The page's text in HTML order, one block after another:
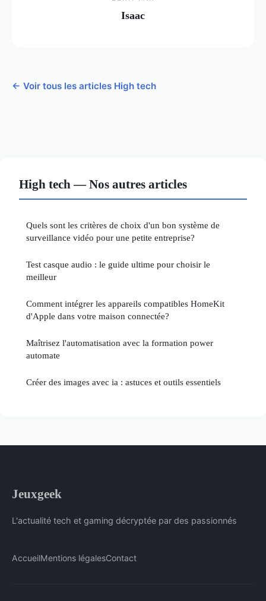
Isaac
← Voir tous les articles High tech
High tech — Nos autres articles
Quels sont les critères de choix d'un bon système de
surveillance vidéo pour une petite entreprise?
Test casque audio : le guide ultime pour choisir le
meilleur
Comment intégrer les appareils compatibles HomeKit
d'Apple dans votre maison connectée?
Maîtrisez l'automatisation avec la formation power
automate
Créer des images avec ia : astuces et outils essentiels
Jeuxgeek
L'actualité tech et gaming décryptée par des passionnés
AccueilMentions légalesContact